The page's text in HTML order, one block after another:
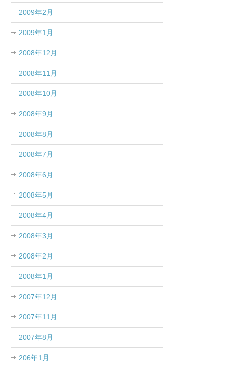
2009年2月
2009年1月
2008年12月
2008年11月
2008年10月
2008年9月
2008年8月
2008年7月
2008年6月
2008年5月
2008年4月
2008年3月
2008年2月
2008年1月
2007年12月
2007年11月
2007年8月
206年1月